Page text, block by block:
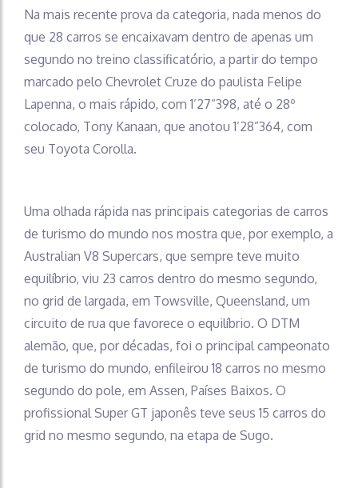
Na mais recente prova da categoria, nada menos do
que 28 carros se encaixavam dentro de apenas um
segundo no treino classificatório, a partir do tempo
marcado pelo Chevrolet Cruze do paulista Felipe
Lapenna, o mais rápido, com 1’27”398, até o 28º
colocado, Tony Kanaan, que anotou 1’28”364, com
seu Toyota Corolla.
Uma olhada rápida nas principais categorias de carros
de turismo do mundo nos mostra que, por exemplo, a
Australian V8 Supercars, que sempre teve muito
equilíbrio, viu 23 carros dentro do mesmo segundo,
no grid de largada, em Towsville, Queensland, um
circuito de rua que favorece o equilíbrio. O DTM
alemão, que, por décadas, foi o principal campeonato
de turismo do mundo, enfileirou 18 carros no mesmo
segundo do pole, em Assen, Países Baixos. O
profissional Super GT japonês teve seus 15 carros do
grid no mesmo segundo, na etapa de Sugo.